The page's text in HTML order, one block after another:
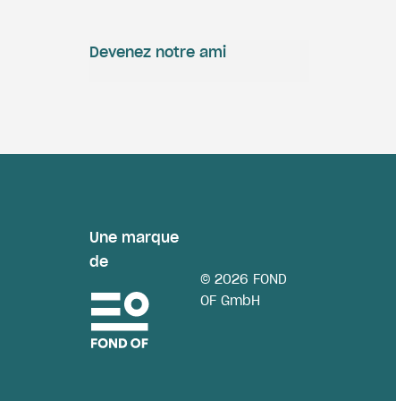
Devenez notre ami
Une marque
de
© 2026 FOND
OF GmbH